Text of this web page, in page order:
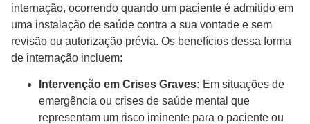
internação, ocorrendo quando um paciente é admitido em
uma instalação de saúde contra a sua vontade e sem
revisão ou autorização prévia. Os benefícios dessa forma
de internação incluem:
Intervenção em Crises Graves: Em situações de
emergência ou crises de saúde mental que
representam um risco iminente para o paciente ou